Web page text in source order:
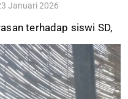
Januari 2026
terhadap siswi SD,